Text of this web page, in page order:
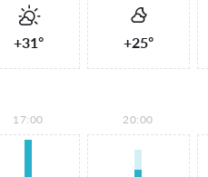
+31° +25°
17:00 20:00